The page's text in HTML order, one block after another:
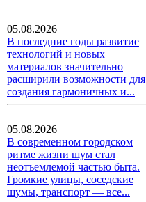
05.08.2026
В последние годы развитие
технологий и новых
материалов значительно
расширили возможности для
создания гармоничных и...
05.08.2026
В современном городском
ритме жизни шум стал
неотъемлемой частью быта.
Громкие улицы, соседские
шумы, транспорт — все...